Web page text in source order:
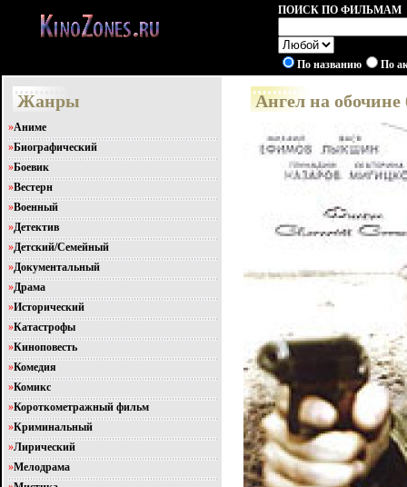
ПОИСК ПО ФИЛЬМАМ
По названию По
Жанры
»Аниме
»Биографический
»Боевик
»Вестерн
»Военный
»Детектив
»Детский/Семейный
»Документальный
»Драма
»Исторический
»Катастрофы
»Киноповесть
»Комедия
»Комикс
»Короткометражный фильм
»Криминальный
»Лирический
»Мелодрама
Ангел на